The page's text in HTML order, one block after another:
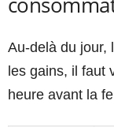
Au-delà du jour,
les gains, il faut
heure avant la